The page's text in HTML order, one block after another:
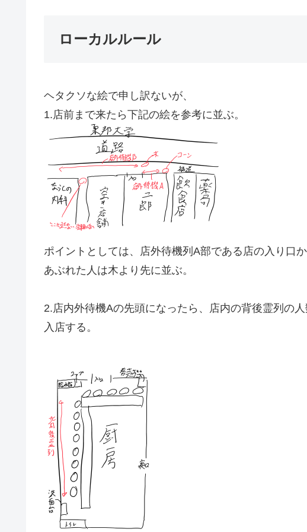
ローカルルール
ヘタクソな絵で申し訳ないが、
1.店前まで来たら下記の絵を参考に並ぶ。
ポイントとしては、店外待機列A部である店の入り口
あぶれた人は木より先に並ぶ。
2.店内外待機Aの先頭になったら、店内の背後霊列の
入店する。